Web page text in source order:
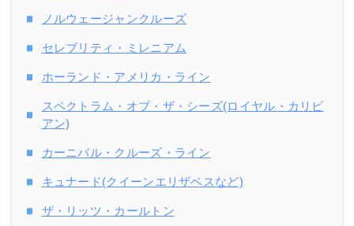
ノルウェージャンクルーズ
セレブリティ・ミレニアム
ホーランド・アメリカ・ライン
スペクトラム・オブ・ザ・シーズ(ロイヤル・カリビ
アン)
カーニバル・クルーズ・ライン
キュナード(クイーンエリザベスなど)
ザ・リッツ・カールトン